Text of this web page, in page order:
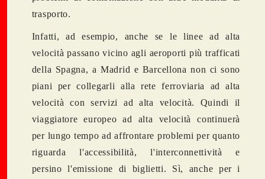
trasporto.
Infatti, ad esempio, anche se le linee ad alta
velocità passano vicino agli aeroporti più trafficati
della Spagna, a Madrid e Barcellona ​​non ci sono
piani per collegarli alla rete ferroviaria ad alta
velocità con servizi ad alta velocità. Quindi il
viaggiatore europeo ad alta velocità continuerà
per lungo tempo ad affrontare problemi per quanto
riguarda l'accessibilità, l'interconnettività e
persino l'emissione di biglietti. Sì, anche per i